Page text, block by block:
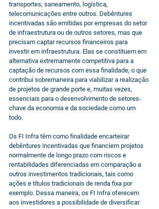
transportes, saneamento, logística,
telecomunicações entre outros. Debêntures
incentivadas são emitidas por empresas do setor
de infraestrutura ou de outros setores, mas que
precisam captar recursos financeiros para
investir em infraestrutura. Elas se constituem em
alternativa extremamente competitiva para a
captação de recursos com essa finalidade, o que
contribui sobremaneira para viabilizar a realização
de projetos de grande porte e, muitas vezes,
essenciais para o desenvolvimento de setores-
chave da economia e da sociedade como um
todo.
Os FI Infra têm como finalidade encarteirar
debêntures incentivadas que financiem projetos
normalmente de longo prazo com riscos e
rentabilidades diferenciadas em comparação a
outros investimentos tradicionais, tais como
ações e títulos tradicionais de renda fixa por
exemplo. Dessa maneira, os FI Infra oferecem
aos investidores a possibilidade de diversificar